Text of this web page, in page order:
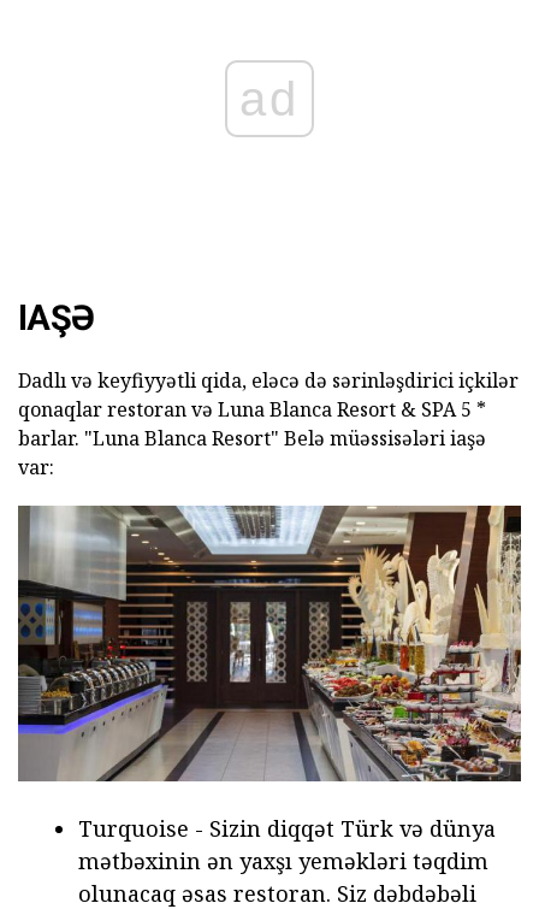
ad
IAŞƏ
Dadlı və keyfiyyətli qida, eləcə də sərinləşdirici içkilər
qonaqlar restoran və Luna Blanca Resort & SPA 5 *
barlar. "Luna Blanca Resort" Belə müəssisələri iaşə
var:
Turquoise - Sizin diqqət Türk və dünya
mətbəxinin ən yaxşı yeməkləri təqdim
olunacaq əsas restoran. Siz dəbdəbəli